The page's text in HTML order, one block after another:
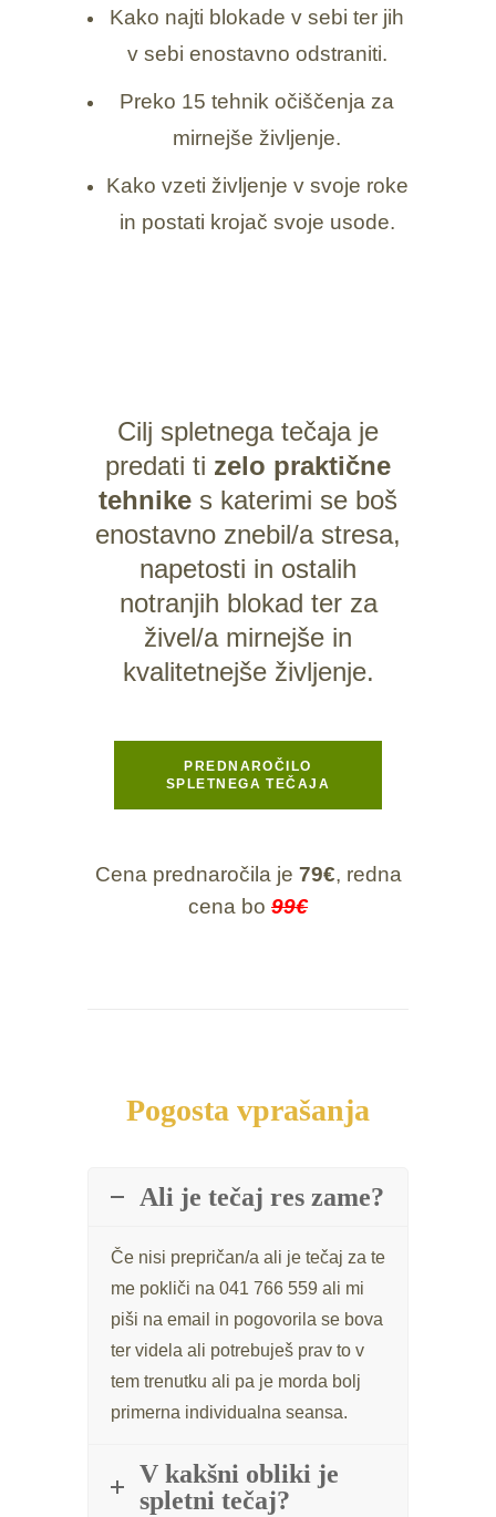
Kako najti blokade v sebi ter jih
v sebi enostavno odstraniti.
Preko 15 tehnik očiščenja za
mirnejše življenje.
Kako vzeti življenje v svoje roke
in postati krojač svoje usode.
Cilj spletnega tečaja je
predati ti zelo praktične
tehnike s katerimi se boš
enostavno znebil/a stresa,
napetosti in ostalih
notranjih blokad ter za
živel/a mirnejše in
kvalitetnejše življenje.
PREDNAROČILO
SPLETNEGA TEČAJA
Cena prednaročila je 79€, redna
cena bo 99€
Pogosta vprašanja
Ali je tečaj res zame?
Če nisi prepričan/a ali je tečaj za te
me pokliči na 041 766 559 ali mi
piši na email in pogovorila se bova
ter videla ali potrebuješ prav to v
tem trenutku ali pa je morda bolj
primerna individualna seansa.
V kakšni obliki je
spletni tečaj?